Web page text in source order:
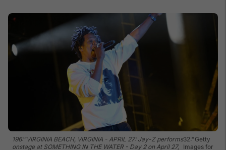
196:"VIRGINIA BEACH, VIRGINIA - APRIL 27: Jay-Z performs
onstage at SOMETHING IN THE WATER - Day 2 on April 27,
32:"Getty
Images for